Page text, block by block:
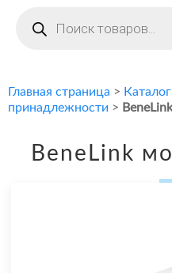
товаров
Главная страница > Каталог
принадлежности >
BeneLink